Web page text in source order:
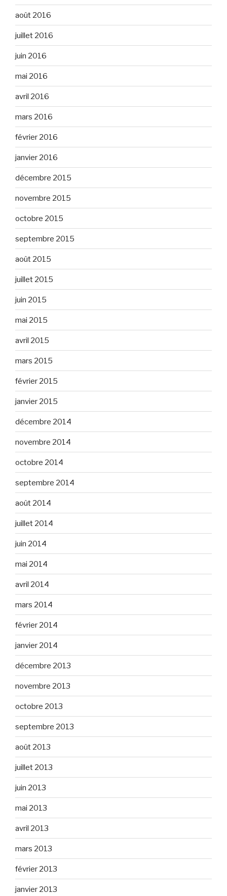
août 2016
juillet 2016
juin 2016
mai 2016
avril 2016
mars 2016
février 2016
janvier 2016
décembre 2015
novembre 2015
octobre 2015
septembre 2015
août 2015
juillet 2015
juin 2015
mai 2015
avril 2015
mars 2015
février 2015
janvier 2015
décembre 2014
novembre 2014
octobre 2014
septembre 2014
août 2014
juillet 2014
juin 2014
mai 2014
avril 2014
mars 2014
février 2014
janvier 2014
décembre 2013
novembre 2013
octobre 2013
septembre 2013
août 2013
juillet 2013
juin 2013
mai 2013
avril 2013
mars 2013
février 2013
janvier 2013